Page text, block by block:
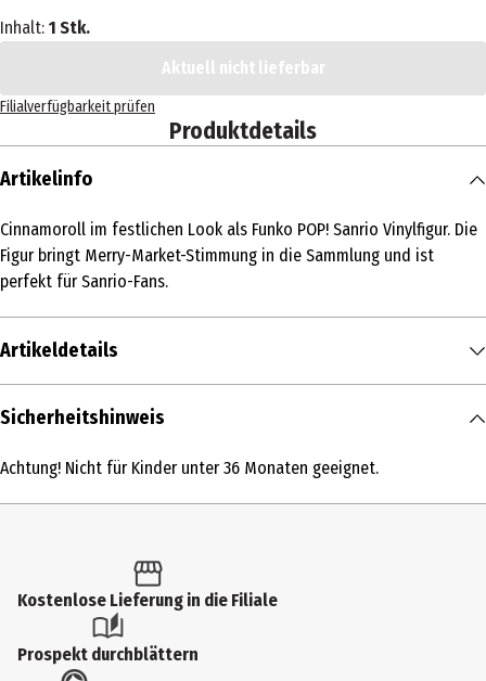
Inhalt: 1 Stk.
Aktuell nicht lieferbar
Filialverfügbarkeit prüfen
Produktdetails
Artikelinfo
Cinnamoroll im festlichen Look als Funko POP! Sanrio Vinylfigur. Die
Figur bringt Merry-Market-Stimmung in die Sammlung und ist
perfekt für Sanrio-Fans.
Artikeldetails
Inhalt
Produkttyp
6 Jahre
Artikelnummer des Herstellers
93259
Sicherheitshinweis
Achtung! Nicht für Kinder unter 36 Monaten geeignet.
Kostenlose Lieferung in die Filiale
Prospekt durchblättern